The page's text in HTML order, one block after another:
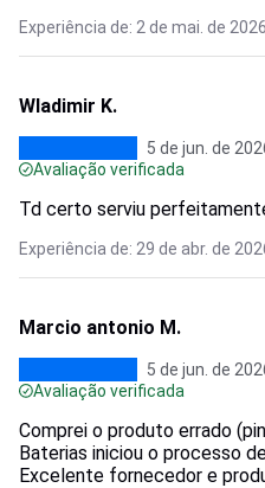
Experiência de: 2 de mai. de 2026
Wladimir K.
5 de jun. de
Avaliação verificada
Td certo serviu
Experiência de: 29 de abr. de
Marcio antonio M.
5 de jun. de
Avaliação verificada
Comprei o produto errado
Baterias iniciou o processo
Excelente fornecedor e